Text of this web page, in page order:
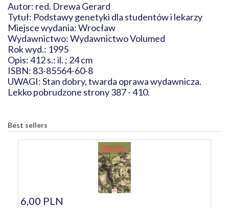
Autor: red. Drewa Gerard
Tytuł: Podstawy genetyki dla studentów i lekarzy
Miejsce wydania: Wrocław
Wydawnictwo: Wydawnictwo Volumed
Rok wyd.: 1995
Opis: 412 s.: il. ; 24 cm
ISBN: 83-85564-60-8
UWAGI: Stan dobry, twarda oprawa wydawnicza.
Lekko pobrudzone strony 387 - 410.
Best sellers
6,00 PLN